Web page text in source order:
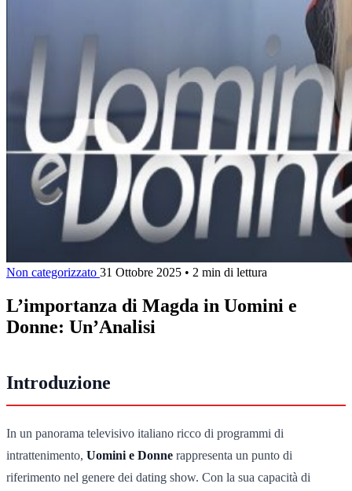
Non categorizzato 31 Ottobre 2025 • 2 min di lettura
L’importanza di Magda in Uomini e
Donne: Un’Analisi
Introduzione
In un panorama televisivo italiano ricco di programmi di
intrattenimento, Uomini e Donne rappresenta un punto di
riferimento nel genere dei dating show. Con la sua capacità di